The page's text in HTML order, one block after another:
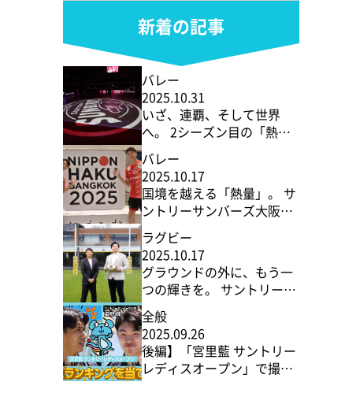
新着の記事
バレー
2025.10.31
いざ、連覇、そして世界
へ。 2シーズン目の「熱
狂」の予感
バレー
2025.10.17
国境を越える「熱量」。 サ
ントリーサンバーズ大阪、
タイでの3年目の挑戦
ラグビー
2025.10.17
グラウンドの外に、もう一
つの輝きを。 サントリース
ポーツが追い求める「勝敗
を超えた価値」
全般
2025.09.26
後編】「宮里藍 サントリー
レディスオープン」で撮